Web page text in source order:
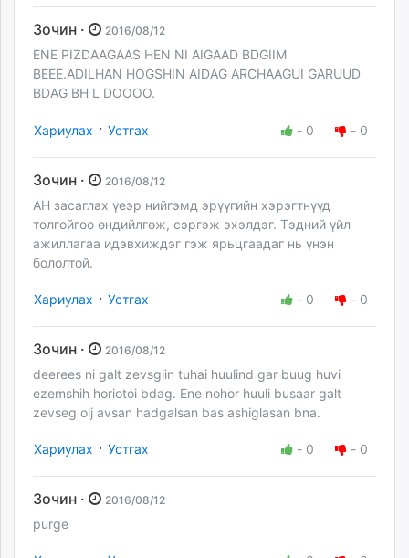
Зочин · 2016/08/12
ENE PIZDAAGAAS HEN NI AIGAAD BDGIIM
BEEE.ADILHAN HOGSHIN AIDAG ARCHAAGUI GARUUD
BDAG BH L DOOOO.
Хариулах · Устгах - 0 - 0
Зочин · 2016/08/12
АН засаглах үеэр нийгэмд эрүүгийн хэрэгтнүүд
толгойгоо өндийлгөж, сэргэж эхэлдэг. Тэдний үйл
ажиллагаа идэвхиждэг гэж ярьцгаадаг нь үнэн
бололтой.
Хариулах · Устгах - 0 - 0
Зочин · 2016/08/12
deerees ni galt zevsgiin tuhai huulind gar buug huvi
ezemshih horiotoi bdag. Ene nohor huuli busaar galt
zevseg olj avsan hadgalsan bas ashiglasan bna.
Хариулах · Устгах - 0 - 0
Зочин · 2016/08/12
purge